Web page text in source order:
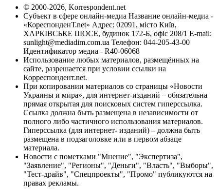
© 2000-2026, Korrespondent.net
Субъект в сфере онлайн-медиа Название онлайн-медиа -
«КореспонденТ.net» Адрес: 02091, місто Київ,
ХАРКІВСЬКЕ ШОСЕ, будинок 172-Б, офіс 208/1 E-mail:
sunlight@mediadim.com.ua Телефон: 044-205-43-00
Идентификатор медиа - R40-06068
Использование любых материалов, размещённых на
сайте, разрешается при условии ссылки на
Корреспондент.net.
При копировании материалов со страницы «Новости
Украины и мира», для интернет-изданий – обязательна
прямая открытая для поисковых систем гиперссылка.
Ссылка должна быть размещена в независимости от
полного либо частичного использования материалов.
Гиперссылка (для интернет- изданий) – должна быть
размещена в подзаголовке или в первом абзаце
материала.
Новости с пометками "Мнение", "Экспертиза",
"Заявление", "Регионы", "Деньги", "Власть", "Выборы",
"Тест-драйв", "Спецпроекты", "Промо" публикуются на
правах рекламы.